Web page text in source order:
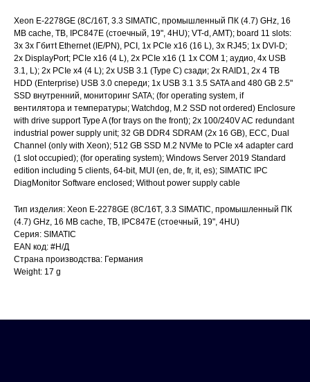
Xeon E-2278GE (8C/16T, 3.3 SIMATIC, промышленный ПК (4.7) GHz, 16
MB cache, TB, IPC847E (стоечный, 19", 4HU); VT-d, AMT); board 11 slots:
3x 3x Гбитt Ethernet (IE/PN), PCI, 1x PCIe x16 (16 L), 3x RJ45; 1x DVI-D;
2x DisplayPort; PCIe x16 (4 L), 2x PCIe x16 (1 1x COM 1; аудио, 4x USB
3.1, L); 2x PCIe x4 (4 L); 2x USB 3.1 (Type C) сзади; 2x RAID1, 2x 4 TB
HDD (Enterprise) USB 3.0 спереди; 1x USB 3.1 3.5 SATA and 480 GB 2.5"
SSD внутренний, мониторинг SATA; (for operating system, if
вентилятора и температуры; Watchdog, M.2 SSD not ordered) Enclosure
with drive support Type A (for trays on the front); 2x 100/240V AC redundant
industrial power supply unit; 32 GB DDR4 SDRAM (2x 16 GB), ECC, Dual
Channel (only with Xeon); 512 GB SSD M.2 NVMe to PCIe x4 adapter card
(1 slot occupied); (for operating system); Windows Server 2019 Standard
edition including 5 clients, 64-bit, MUI (en, de, fr, it, es); SIMATIC IPC
DiagMonitor Software enclosed; Without power supply cable
Тип изделия: Xeon E-2278GE (8C/16T, 3.3 SIMATIC, промышленный ПК
(4.7) GHz, 16 MB cache, TB, IPC847E (стоечный, 19", 4HU)
Серия: SIMATIC
EAN код: #Н/Д
Страна производства: Германия
Weight: 17 g